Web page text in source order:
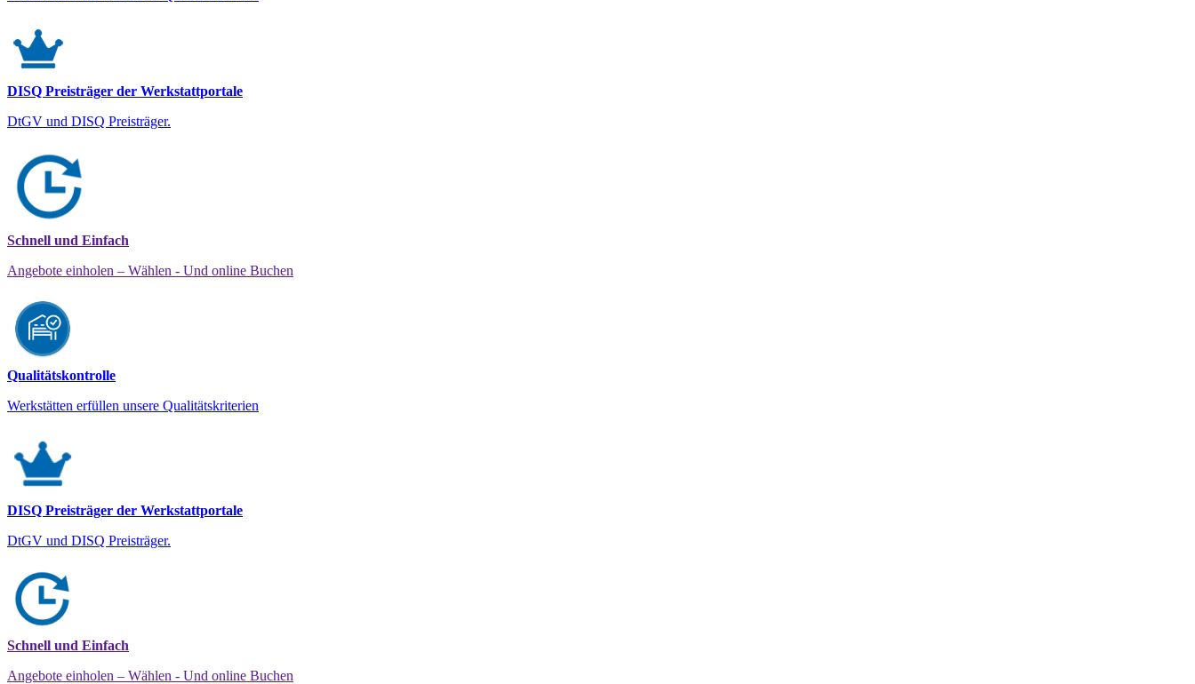
DISQ Preisträger der Werkstattportale
DtGV und DISQ Preisträger.
Schnell und Einfach
Angebote einholen – Wählen - Und online Buchen
Qualitätskontrolle
Werkstätten erfüllen unsere Qualitätskriterien
DISQ Preisträger der Werkstattportale
DtGV und DISQ Preisträger.
Schnell und Einfach
Angebote einholen – Wählen - Und online Buchen